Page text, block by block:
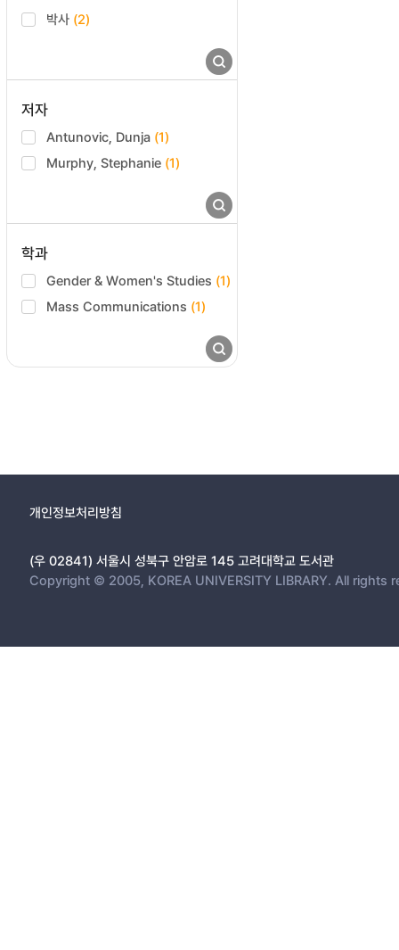
박사 (2)
저자
Antunovic, Dunja (1)
Murphy, Stephanie (1)
학과
Gender & Women's Studies (1)
Mass Communications (1)
개인정보처리방침
(우 02841) 서울시 성북구 안암로 145 고려대학교 도서관
Copyright © 2005, KOREA UNIVERSITY LIBRARY. All rights